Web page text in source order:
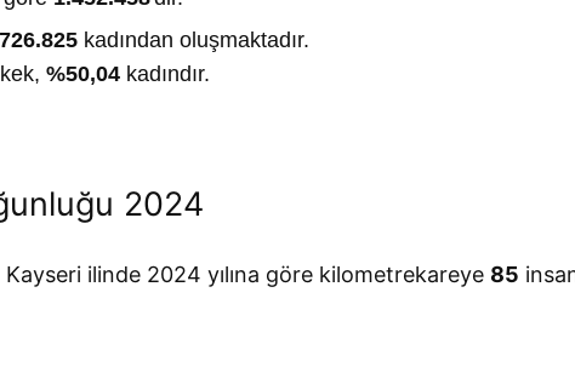
726.825 kadından oluşmaktadır.
%50,04 kadındır.
2024
Kayseri ilinde 2024 yılına göre kilometrekareye 85